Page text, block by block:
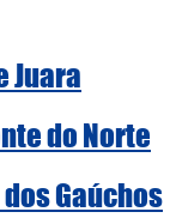
Juara
do Norte
Gaúchos